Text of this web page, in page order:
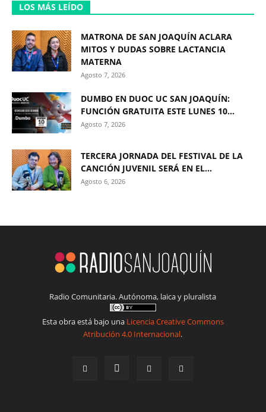
LOS MÁS LEÍDO
MATRONA DE SAN JOAQUÍN ACLARA
MITOS Y DUDAS SOBRE LACTANCIA
MATERNA
Agosto 7, 2026
DUMBO EN DUOC UC SAN JOAQUÍN:
FUNCIÓN GRATUITA ESTE LUNES 10...
Agosto 7, 2026
TERCERA JORNADA DEL FESTIVAL DE LA
CANCIÓN JUVENIL SERÁ EN EL...
Agosto 6, 2026
Radio Comunitaria. Autónoma, laica y pluralista
Esta obra está bajo una Licencia Creative Commons
Atribución 4.0 Internacional.